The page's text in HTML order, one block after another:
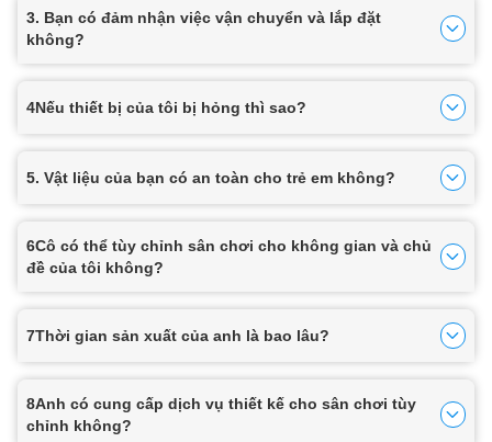
3. Bạn có đảm nhận việc vận chuyển và lắp đặt
không?
4Nếu thiết bị của tôi bị hỏng thì sao?
5. Vật liệu của bạn có an toàn cho trẻ em không?
6Cô có thể tùy chỉnh sân chơi cho không gian và chủ
đề của tôi không?
7Thời gian sản xuất của anh là bao lâu?
8Anh có cung cấp dịch vụ thiết kế cho sân chơi tùy
chỉnh không?